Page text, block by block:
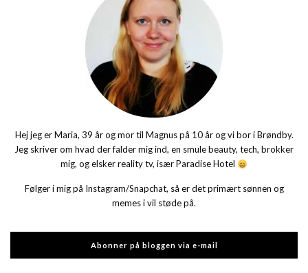
Hej jeg er Maria, 39 år og mor til Magnus på 10 år og vi bor i Brøndby.
Jeg skriver om hvad der falder mig ind, en smule beauty, tech, brokker
mig, og elsker reality tv, især Paradise Hotel
Følger i mig på Instagram/Snapchat, så er det primært sønnen og
memes i vil støde på.
Abonner på bloggen via e-mail